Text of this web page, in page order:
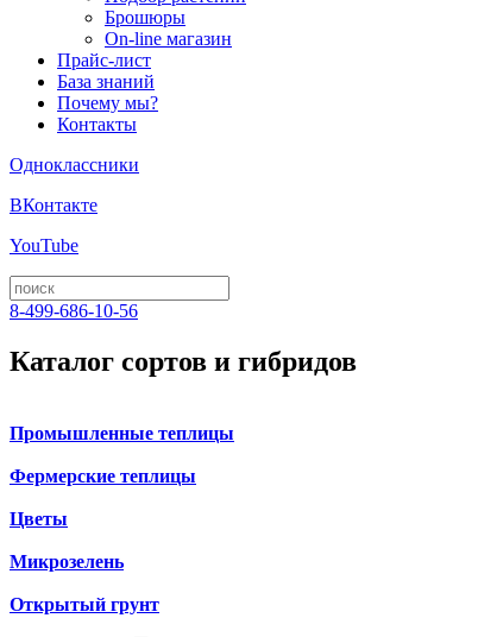
Брошюры
On-line магазин
Прайс-лист
База знаний
Почему мы?
Контакты
Одноклассники
ВКонтакте
YouTube
8-499-686-10-56
Каталог сортов и гибридов
Промышленные теплицы
Фермерские теплицы
Цветы
Микрозелень
Открытый грунт